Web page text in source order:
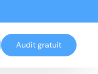
Audit gratuit